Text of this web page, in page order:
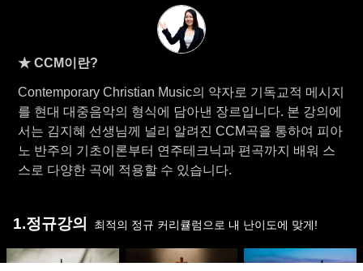
★ CCM이란?
Contemporary Christian Music의 약자로 기독교적 메시지
를 현대 대중음악의 형식에 담아낸 장르입니다. 본 강의에
서는 김지혜 선생님께 널리 알려진 CCM곡을 통하여 피아
노 반주의 기초이론부터 연주테크닉과 편곡까지 배워 스
스로 다양한 곡에 적용할 수 있습니다.
1.정규강의 최적의 정규 커리큘럼으로 내 난이도에 맞게!